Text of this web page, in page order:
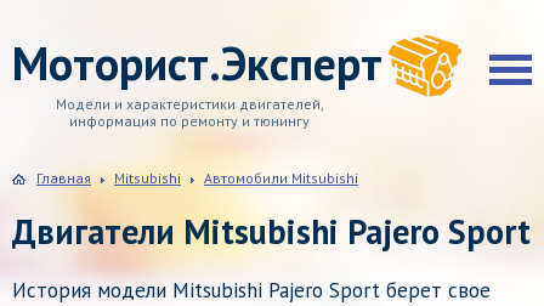
Моторист.Эксперт
Модели и характеристики двигателей,
информация по ремонту и тюнингу
Главная Mitsubishi Автомобили Mitsubishi
Двигатели Mitsubishi Pajero Sport
История модели Mitsubishi Pajero Sport берет свое